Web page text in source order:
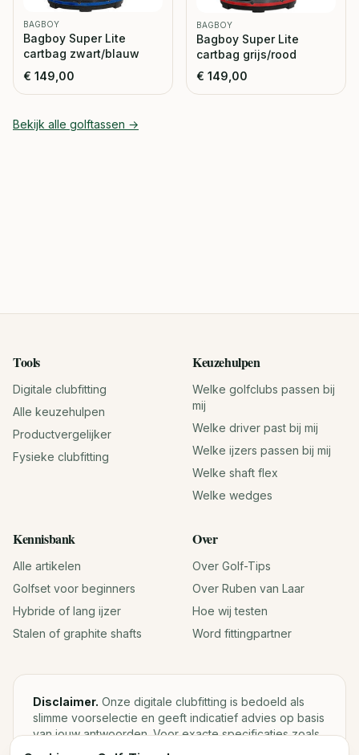
BAGBOY
Bagboy Super Lite
cartbag zwart/blauw
€ 149,00
BAGBOY
Bagboy Super Lite
cartbag grijs/rood
€ 149,00
Bekijk alle golftassen →
Tools
Digitale clubfitting
Alle keuzehulpen
Productvergelijker
Fysieke clubfitting
Keuzehulpen
Welke golfclubs passen bij
mij
Welke driver past bij mij
Welke ijzers passen bij mij
Welke shaft flex
Welke wedges
Kennisbank
Alle artikelen
Golfset voor beginners
Hybride of lang ijzer
Stalen of graphite shafts
Over
Over Golf-Tips
Over Ruben van Laar
Hoe wij testen
Word fittingpartner
Disclaimer. Onze digitale clubfitting is bedoeld als
slimme voorselectie en geeft indicatief advies op basis
van jouw antwoorden. Voor exacte specificaties zoals
loft, lie, shaftgewicht en swingweight blijft een fysieke